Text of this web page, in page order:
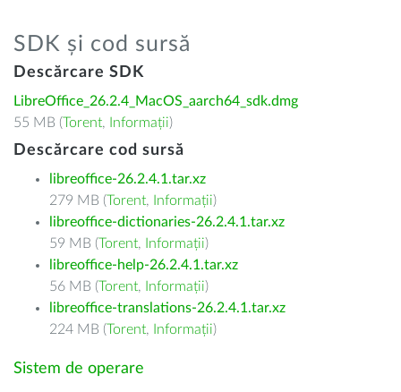
SDK și cod sursă
Descărcare SDK
LibreOffice_26.2.4_MacOS_aarch64_sdk.dmg
55 MB (Torent, Informații)
Descărcare cod sursă
libreoffice-26.2.4.1.tar.xz
279 MB (Torent, Informații)
libreoffice-dictionaries-26.2.4.1.tar.xz
59 MB (Torent, Informații)
libreoffice-help-26.2.4.1.tar.xz
56 MB (Torent, Informații)
libreoffice-translations-26.2.4.1.tar.xz
224 MB (Torent, Informații)
Sistem de operare